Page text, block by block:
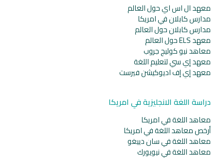
معهد ال اس اي حول العالم
مدارس كابلان في امريكا
مدارس كابلان حول العالم
معهد ELS حول العالم
معاهد نيو كوليج جروب
معهد إي سي لتعليم اللغة
معهد إي إف اديوكيشن فيرست
دراسة اللغة الانجليزية في امريكا
معاهد اللغة في امريكا
أرخص معاهد اللغة في امريكا
معاهد اللغة في سان دييغو
معاهد اللغة في نيويورك